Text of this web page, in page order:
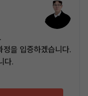
정을 입증하겠습니다.
다.